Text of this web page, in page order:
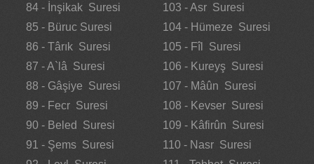
84 - İnşikak Suresi
85 - Büruc Suresi
86 - Târık Suresi
87 - A`lâ Suresi
88 - Gâşiye Suresi
89 - Fecr Suresi
90 - Beled Suresi
91 - Şems Suresi
103 - Asr Suresi
104 - Hümeze Suresi
105 - Fîl Suresi
106 - Kureyş Suresi
107 - Mâûn Suresi
108 - Kevser Suresi
109 - Kâfirûn Suresi
110 - Nasr Suresi